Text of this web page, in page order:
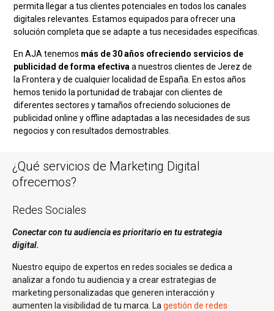
permita llegar a tus clientes potenciales en todos los canales
digitales relevantes. Estamos equipados para ofrecer una
solución completa que se adapte a tus necesidades específicas.
En AJA tenemos más de 30 años ofreciendo servicios de
publicidad de forma efectiva a nuestros clientes de Jerez de
la Frontera y de cualquier localidad de España. En estos años
hemos tenido la portunidad de trabajar con clientes de
diferentes sectores y tamaños ofreciendo soluciones de
publicidad online y offline adaptadas a las necesidades de sus
negocios y con resultados demostrables.
¿Qué servicios de Marketing Digital
ofrecemos?
Redes Sociales
Conectar con tu audiencia es prioritario en tu estrategia
digital.
Nuestro equipo de expertos en redes sociales se dedica a
analizar a fondo tu audiencia y a crear estrategias de
marketing personalizadas que generen interacción y
aumenten la visibilidad de tu marca. La gestión de redes